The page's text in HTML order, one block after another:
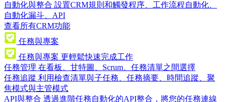
自動化與整合 設置CRM規則和觸發程序、工作流程自動化、
自動化漏斗、API
查看所有CRM功能
任務與專案
任務與專案 更輕鬆快速完成工作
任務管理 在看板、甘特圖、Scrum、任務清單之間選擇
任務追蹤 利用檢查清單與子任務、任務摘要、時間追蹤、聚
焦模式與主管模式
API與整合 透過進階任務自動化的API整合，將您的任務連線